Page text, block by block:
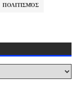
ΠΟΛΙΤΙΣΜΌΣ